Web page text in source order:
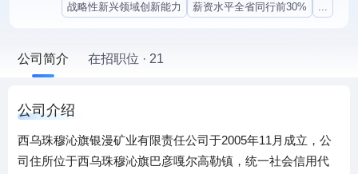
战略性新兴领域创新能力
薪资水平全省同行前30% ...
公司简介 在招职位 · 21
公司介绍
西乌珠穆沁旗银漫矿业有限责任公司于2005年11月成立，公
司住所位于西乌珠穆沁旗巴彦嘎尔高勒镇，统一社会信用代